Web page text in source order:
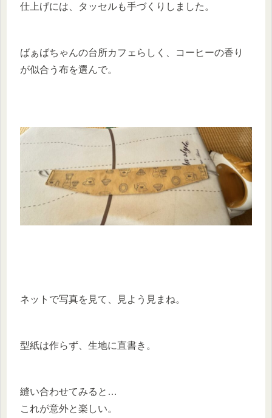
仕上げには、タッセルも手づくりしました。
ばぁばちゃんの台所カフェらしく、コーヒーの香り
が似合う布を選んで。
ネットで写真を見て、見よう見まね。
型紙は作らず、生地に直書き。
縫い合わせてみると…
これが意外と楽しい。